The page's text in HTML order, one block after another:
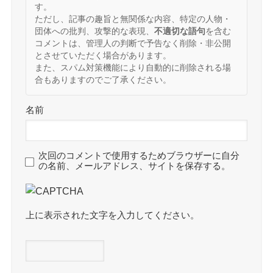
す。
ただし、記事の趣旨と無関係な内容、特定の人物・
団体への批判、攻撃的な表現、 不適切な語句を含む
コメントは、管理人の判断で予告なく削除・非公開
とさせていただく場合があります。
また、スパム対策機能により自動的に削除される場
合もありますのでご了承ください。
名前
次回のコメントで使用するためブラウザーに自分
の名前、メールアドレス、サイトを保存する。
上に表示された文字を入力してください。